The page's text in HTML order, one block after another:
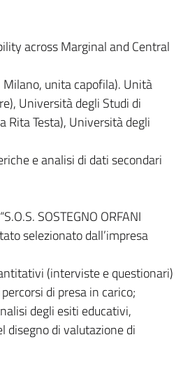
across Marginal and Central
unita capofila). Unità
Università degli Studi di
Rita Testa), Università degli
e analisi di dati secondari
SOSTEGNO ORFANI
selezionato dall’impresa
(interviste e questionari)
di presa in carico;
degli esiti educativi,
disegno di valutazione di